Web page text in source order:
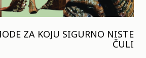
ZA KOJU SIGURNO NISTE
ČULI